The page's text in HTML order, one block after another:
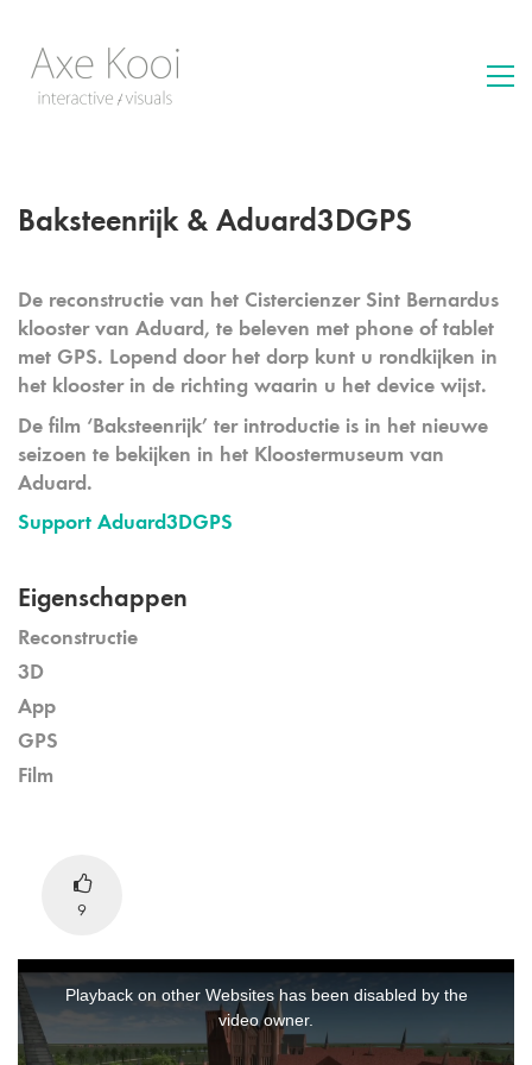
Baksteenrijk & Aduard3DGPS
De reconstructie van het Cistercienzer Sint Bernardus
klooster van Aduard, te beleven met phone of tablet
met GPS. Lopend door het dorp kunt u rondkijken in
het klooster in de richting waarin u het device wijst.
De film ‘Baksteenrijk’ ter introductie is in het nieuwe
seizoen te bekijken in het Kloostermuseum van
Aduard.
Support Aduard3DGPS
Eigenschappen
Reconstructie
3D
App
GPS
Film
9
This
is
a
modal
window.
Playback on other Websites has been disabled by the
video owner.